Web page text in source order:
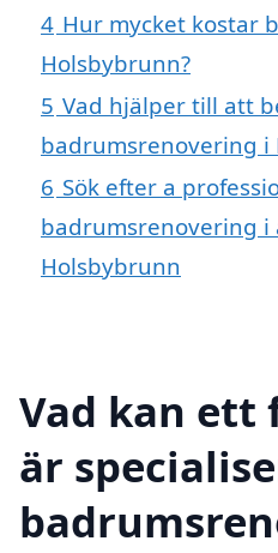
4 Hur mycket kostar
Holsbybrunn?
5 Vad hjälper till att
badrumsrenovering i
6 Sök efter a
badrumsrenovering i
Holsbybrunn
Vad kan ett
är